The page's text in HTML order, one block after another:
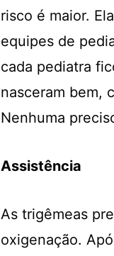
risco é maior.
equipes de
cada pediatra
nasceram bem,
Nenhuma
Assistência
As trigêmeas
oxigenação.